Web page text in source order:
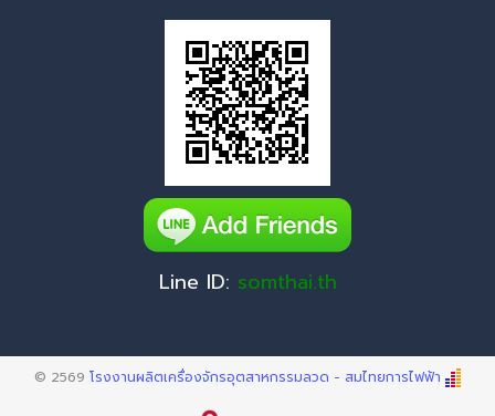
Line ID: somthai.th
© 2569 โรงงานผลิตเครื่องจักรอุตสาหกรรมลวด - สมไทยการไฟฟ้า